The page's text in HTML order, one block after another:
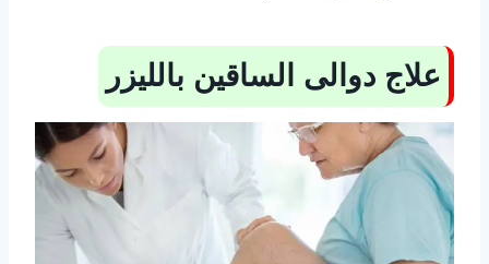
علاج دوالى الساقين بالليزر